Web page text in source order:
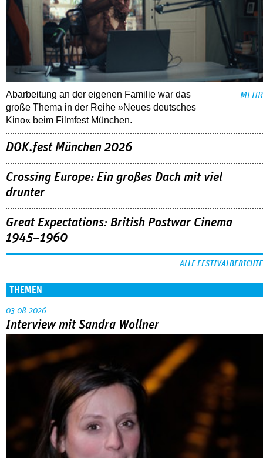
Abarbeitung an der eigenen Familie war das
große Thema in der Reihe »Neues deutsches
Kino« beim Filmfest München.
MEHR
DOK.fest München 2026
Crossing Europe: Ein großes Dach mit viel
drunter
Great Expectations: British Postwar Cinema
1945–1960
ALLE FESTIVALBERICHTE
THEMEN
03.08.2026
Interview mit Sandra Wollner